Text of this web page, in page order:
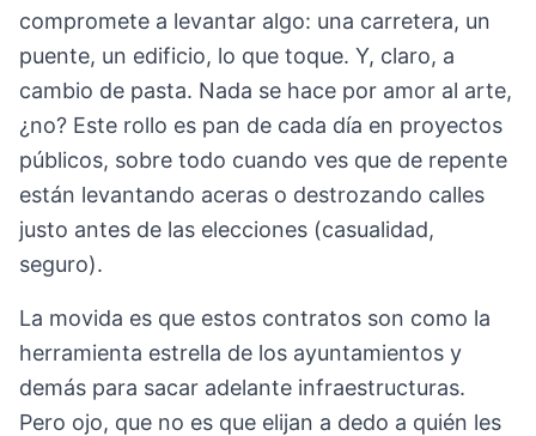
compromete a levantar algo: una carretera, un
puente, un edificio, lo que toque. Y, claro, a
cambio de pasta. Nada se hace por amor al arte,
¿no? Este rollo es pan de cada día en proyectos
públicos, sobre todo cuando ves que de repente
están levantando aceras o destrozando calles
justo antes de las elecciones (casualidad,
seguro).
La movida es que estos contratos son como la
herramienta estrella de los ayuntamientos y
demás para sacar adelante infraestructuras.
Pero ojo, que no es que elijan a dedo a quién les